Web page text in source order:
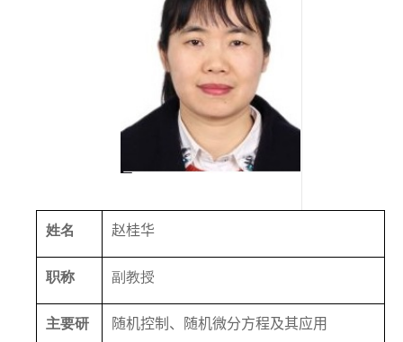
姓名 赵桂华
职称 副教授
主要研
随机控制、随机微分方程及其应用